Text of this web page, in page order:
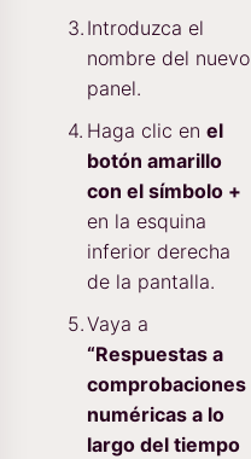
Introduzca el
nombre del nuevo
panel.
Haga clic en el
botón amarillo
con el símbolo +
en la esquina
inferior derecha
de la pantalla.
Vaya a
“Respuestas a
comprobaciones
numéricas a lo
largo del tiempo